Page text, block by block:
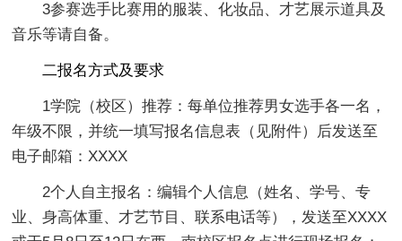
3参赛选手比赛用的服装、化妆品、才艺展示道具及
音乐等请自备。
二报名方式及要求
1学院（校区）推荐：每单位推荐男女选手各一名，
年级不限，并统一填写报名信息表（见附件）后发送至
电子邮箱：XXXX
2个人自主报名：编辑个人信息（姓名、学号、专
业、身高体重、才艺节目、联系电话等），发送至XXXX